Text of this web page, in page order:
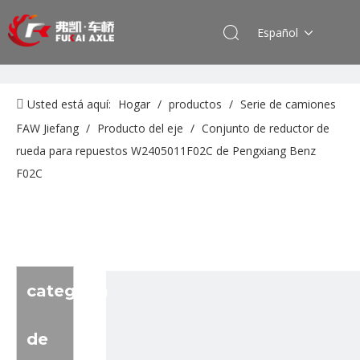
Español
Usted está aquí: Hogar / productos / Serie de camiones
FAW Jiefang / Producto del eje / Conjunto de reductor de
rueda para repuestos W2405011F02C de Pengxiang Benz
F02C
categoria
de